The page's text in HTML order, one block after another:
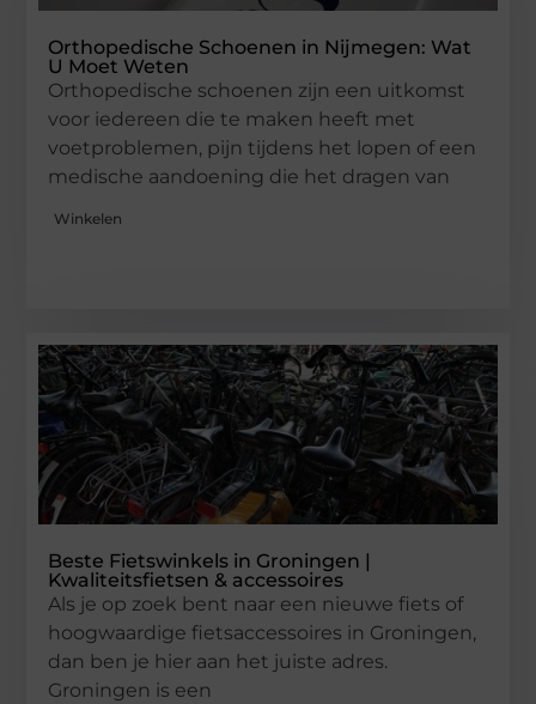
Orthopedische Schoenen in Nijmegen: Wat
U Moet Weten
Orthopedische schoenen zijn een uitkomst
voor iedereen die te maken heeft met
voetproblemen, pijn tijdens het lopen of een
medische aandoening die het dragen van
Winkelen
Beste Fietswinkels in Groningen |
Kwaliteitsfietsen & accessoires
Als je op zoek bent naar een nieuwe fiets of
hoogwaardige fietsaccessoires in Groningen,
dan ben je hier aan het juiste adres.
Groningen is een